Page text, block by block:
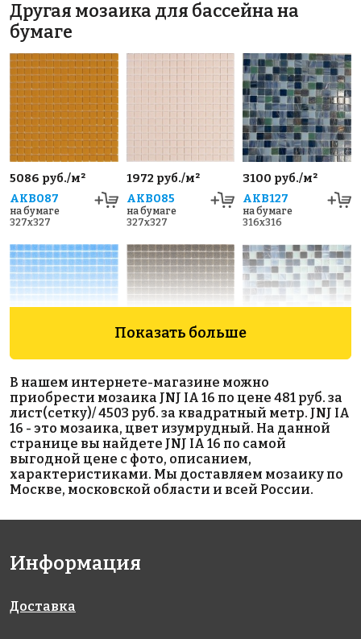
Другая мозаика для бассейна на
бумаге
5086 руб./м²
AKB087
на бумаге
327x327
1972 руб./м²
AKB085
на бумаге
327x327
3100 руб./м²
AKB127
на бумаге
316x316
AKB061
на бумаге
327x327
AKB069
на бумаге
327x327
AKB125
на бумаге
316x316
1972 руб./м²
327x327
5423 руб./м²
Показать больше
В нашем интернете-магазине можно
приобрести мозаика JNJ IA 16 по цене 481 руб. за
лист(сетку)/ 4503 руб. за квадратный метр. JNJ IA
16 - это мозаика, цвет изумрудный. На данной
странице вы найдете JNJ IA 16 по самой
выгодной цене с фото, описанием,
характеристиками. Мы доставляем мозаику по
Москве, московской области и всей России.
Информация
Доставка